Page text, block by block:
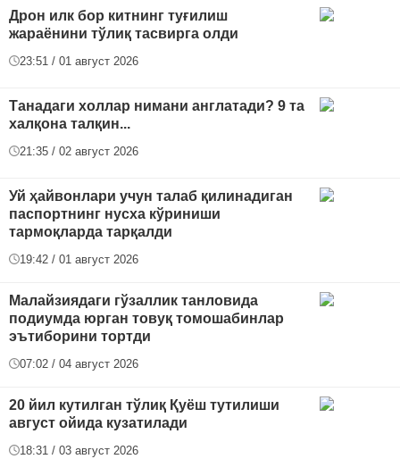
Дрон илк бор китнинг туғилиш
жараёнини тўлиқ тасвирга олди
23:51 / 01 август 2026
Танадаги холлар нимани англатади? 9 та
халқона талқин...
21:35 / 02 август 2026
Уй ҳайвонлари учун талаб қилинадиган
паспортнинг нусха кўриниши
тармоқларда тарқалди
19:42 / 01 август 2026
Малайзиядаги гўзаллик танловида
подиумда юрган товуқ томошабинлар
эътиборини тортди
07:02 / 04 август 2026
20 йил кутилган тўлиқ Қуёш тутилиши
август ойида кузатилади
18:31 / 03 август 2026